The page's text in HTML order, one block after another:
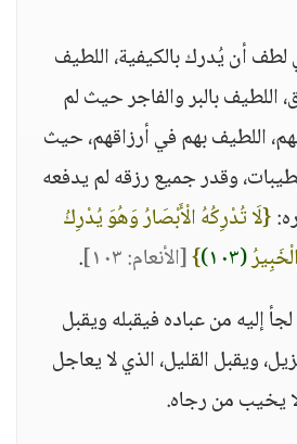
أن يُدرك بالكيفية، اللطيف
اللطيف بالبر والفاجر حيث لم
اللطيف بهم في أرزاقهم، حيث
وقدر جميع رزقه لم يدفعه
{لَا تُدْرِكُهُ الْأَبْصَارُ وَهُوَ يُدْرِكُ
(١٠٣) }[الأنعام: ١٠٣]
.
إليه من عباده فيقبله ويقبل
ويقبل القليل، الذي لا يعاجل
يخيب من رجاه.